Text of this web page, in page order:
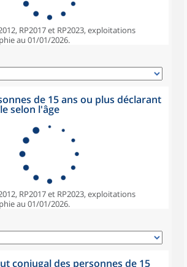
RP2017 et RP2023, exploitations
au 01/01/2026.
de 15 ans ou plus déclarant
selon l'âge
RP2017 et RP2023, exploitations
au 01/01/2026.
conjugal des personnes de 15